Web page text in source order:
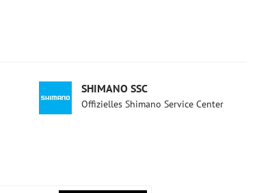
SHIMANO SSC
Offizielles Shimano Service Center